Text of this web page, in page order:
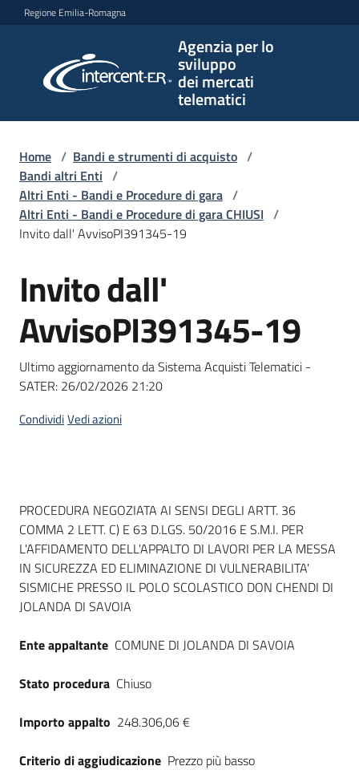
Vai al contenuto
Vai alla navigazione
Vai al footer
Regione Emilia-Romagna
Agenzia per lo
sviluppo
dei mercati
telematici
per lo
sviluppo
telematici
L'Agenzia
Bandi
strumenti
acquisto
telematiche
English
Seguici
Home / Bandi e strumenti di acquisto /
Bandi altri Enti /
Altri Enti - Bandi e Procedure di gara /
Altri Enti - Bandi e Procedure di gara CHIUSI /
Invito dall' AvvisoPI391345-19
Salta al contenuto
Invito dall'
AvvisoPI391345-19
Ultimo aggiornamento da Sistema Acquisti Telematici -
SATER: 26/02/2026 21:20
CondividiVedi azioni
Dati del bando
PROCEDURA NEGOZIATA AI SENSI DEGLI ARTT. 36
COMMA 2 LETT. C) E 63 D.LGS. 50/2016 E S.M.I. PER
L'AFFIDAMENTO DELL'APPALTO DI LAVORI PER LA MESSA
IN SICUREZZA ED ELIMINAZIONE DI VULNERABILITA'
SISMICHE PRESSO IL POLO SCOLASTICO DON CHENDI DI
JOLANDA DI SAVOIA
Ente appaltante COMUNE DI JOLANDA DI SAVOIA
Stato procedura Chiuso
Importo appalto 248.306,06 €
Criterio di aggiudicazione Prezzo più basso